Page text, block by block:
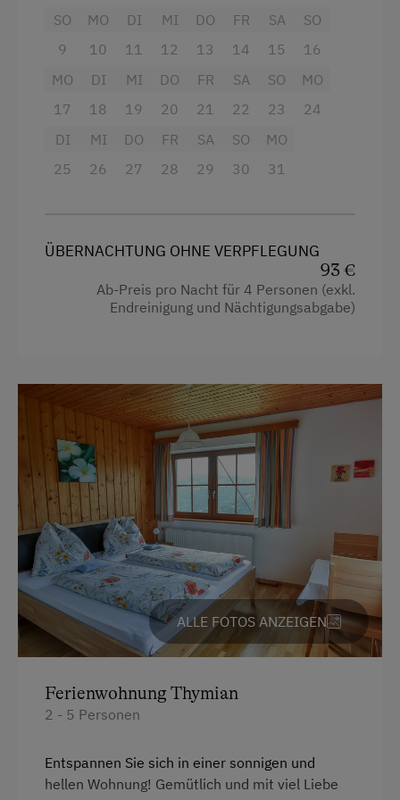
Ohne Verpflegung
eigene Trinkwasserquelle
Internet
Umgebung
Freibad
Kletterwald
Liegewiese
Nationalpark
Radwege
Schneeschuhwanderung
Tennisplatz
Wandern
Wellnessangebote
Kräuterbäder
Sauna
Bitte beachten Sie, dass bei einer
Onlinebuchung mit 2 Personen automatisch die
wird.
Check out bis 10.00 Uhr
Ausstattung
4 Plattenherd
Backofen
Dusche
Fernseher
Haarföhn
Handtücher
Toilette
Wasserkocher
Küche
Küchenausstattung
Wlan
Mikrowelle
SO
9
MO
10
DI
11
MI
12
DO
13
FR
14
SA
15
SO
16
MO
17
DI
18
MI
19
DO
20
FR
21
SA
22
SO
23
MO
24
DI
25
MI
26
DO
27
FR
28
SA
29
SO
30
MO
31
ÜBERNACHTUNG OHNE VERPFLEGUNG
93 €
Ab-Preis pro Nacht für 4 Personen (exkl.
Endreinigung und Nächtigungsabgabe)
ALLE FOTOS ANZEIGEN
Ferienwohnung Thymian
2 - 5 Personen
Entspannen Sie sich in einer sonnigen und
hellen Wohnung! Gemütlich und mit viel Liebe